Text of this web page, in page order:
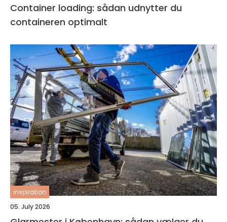
Container loading: sådan udnytter du
containeren optimalt
inspiration
05. July 2026